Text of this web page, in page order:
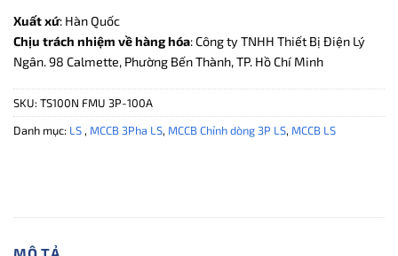
Xuất xứ: Hàn Quốc
Chịu trách nhiệm về hàng hóa: Công ty TNHH Thiết Bị Điện Lý
Ngân. 98 Calmette, Phường Bến Thành, TP. Hồ Chí Minh
SKU: TS100N FMU 3P-100A
Danh mục: LS , MCCB 3Pha LS, MCCB Chỉnh dòng 3P LS, MCCB LS
MÔ TẢ